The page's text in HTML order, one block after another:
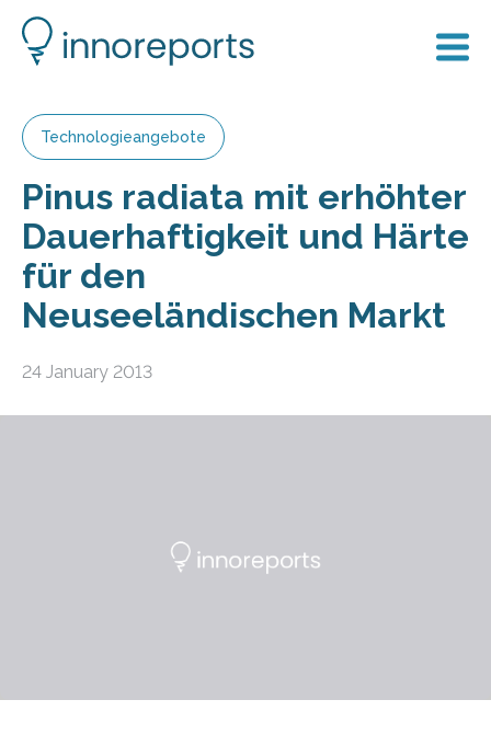
Technologieangebote
Pinus radiata mit erhöhter
Dauerhaftigkeit und Härte
für den
Neuseeländischen Markt
24 January 2013